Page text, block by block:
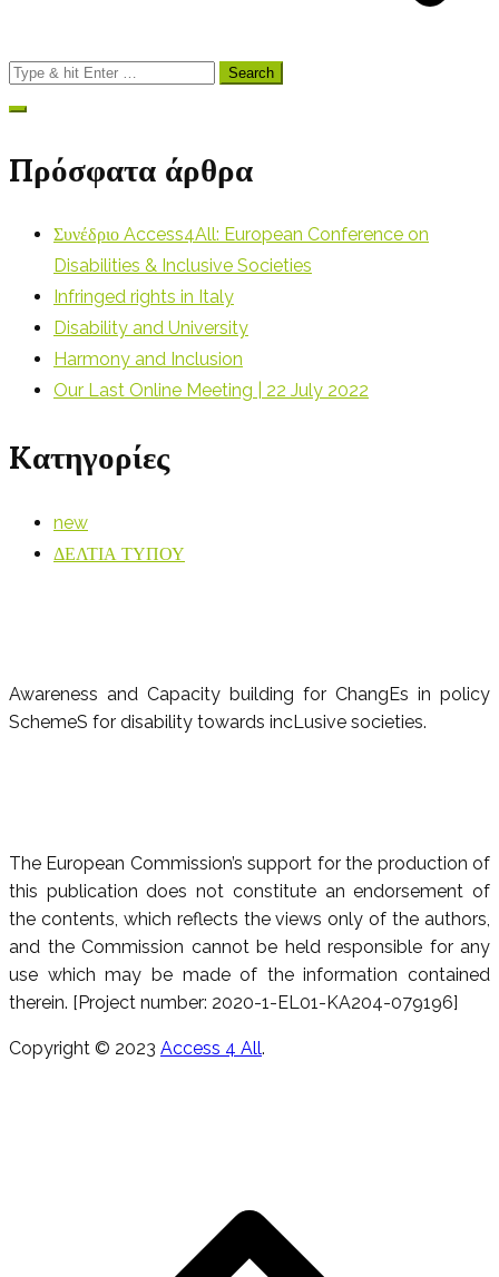
Search
for:
Πρόσφατα άρθρα
Συνέδριο Access4All: European Conference on
Disabilities & Inclusive Societies
Infringed rights in Italy
Disability and University
Harmony and Inclusion
Our Last Online Meeting | 22 July 2022
Kατηγορίες
new
ΔΕΛΤΙΑ ΤΥΠΟΥ
Awareness and Capacity building for ChangEs in policy
SchemeS for disability towards incLusive societies.
The European Commission’s support for the production of
this publication does not constitute an endorsement of
the contents, which reflects the views only of the authors,
and the Commission cannot be held responsible for any
use which may be made of the information contained
therein. [Project number: 2020-1-EL01-KA204-079196]
Copyright © 2023 Access 4 All.